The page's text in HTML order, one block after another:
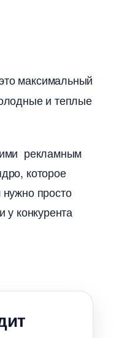
максимальный
и теплые
рекламным
которое
просто
у конкурента